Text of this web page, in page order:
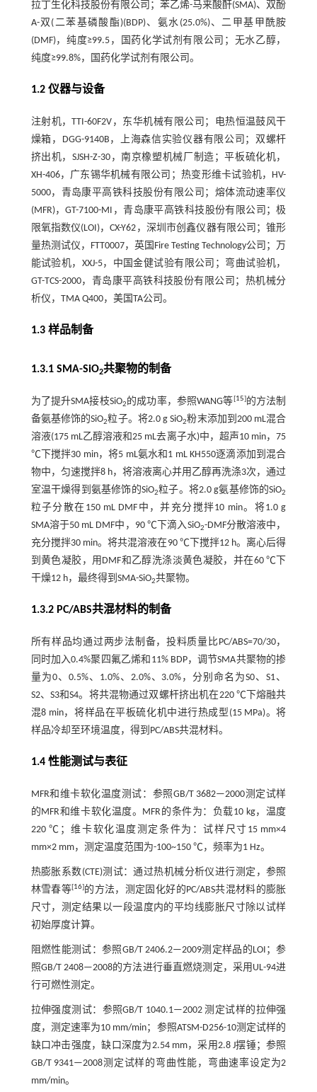
拉丁生化科技股份有限公司；苯乙烯-马来酸酐(SMA)、双酚
A-双(二苯基磷酸酯)(BDP)、氨水(25.0%)、二甲基甲酰胺
(DMF)，纯度≥99.5，国药化学试剂有限公司；无水乙醇，
纯度≥99.8%，国药化学试剂有限公司。
1.2 仪器与设备
注射机，TTI-60F2V，东华机械有限公司；电热恒温鼓风干
燥箱，DGG-9140B，上海森信实验仪器有限公司；双螺杆
挤出机，SJSH-Z-30，南京橡塑机械厂制造；平板硫化机，
XH-406，广东锡华机械有限公司；热变形维卡试验机，HV-
5000，青岛康平高铁科技股份有限公司；熔体流动速率仪
(MFR)，GT-7100-MI，青岛康平高铁科技股份有限公司；极
限氧指数仪(LOI)，CX-Y62，深圳市创鑫仪器有限公司；锥形
量热测试仪，FTT0007，英国Fire Testing Technology公司；万
能试验机，XXJ-5，中国金健试验有限公司；弯曲试验机，
GT-TCS-2000，青岛康平高铁科技股份有限公司；热机械分
析仪，TMA Q400，美国TA公司。
1.3 样品制备
1.3.1 SMA-SiO2共聚物的制备
为了提升SMA接枝SiO2 的成功率，参照WANG等[15]的方法制
备氨基修饰的SiO2粒子。将2.0 g SiO2粉末添加到200 mL混合
溶液(175 mL乙醇溶液和25 mL去离子水)中，超声10 min，75
℃下搅拌30 min，将5 mL氨水和1 mL KH550逐滴添加到混合
物中，匀速搅拌8 h，将溶液离心并用乙醇再洗涤3次，通过
室温干燥得到氨基修饰的SiO2粒子。将2.0 g氨基修饰的SiO2
粒子分散在150 mL DMF中，并充分搅拌10 min。将1.0 g
SMA溶于50 mL DMF中，90 ℃下滴入SiO2-DMF分散溶液中，
充分搅拌30 min。将共混溶液在90 ℃下搅拌12 h。离心后得
到黄色凝胶，用DMF和乙醇洗涤淡黄色凝胶，并在60 ℃下
干燥12 h，最终得到SMA-SiO2共聚物。
1.3.2 PC/ABS共混材料的制备
所有样品均通过两步法制备，投料质量比PC/ABS=70/30，
同时加入0.4%聚四氟乙烯和11% BDP，调节SMA共聚物的掺
量为0、0.5%、1.0%、2.0%、3.0%，分别命名为S0、S1、
S2、S3和S4。将共混物通过双螺杆挤出机在220 ℃下熔融共
混8 min，将样品在平板硫化机中进行热成型(15 MPa)。将
样品冷却至环境温度，得到PC/ABS共混材料。
1.4 性能测试与表征
MFR和维卡软化温度测试：参照GB/T 3682—2000测定试样
的MFR和维卡软化温度。MFR的条件为：负载10 kg，温度
220 ℃；维卡软化温度测定条件为：试样尺寸15 mm×4
mm×2 mm，测定温度范围为-100~150 ℃，频率为1 Hz。
热膨胀系数(CTE)测试：通过热机械分析仪进行测定，参照
林雪春等[16] 的方法，测定固化好的PC/ABS共混材料的膨胀
尺寸，测定结果以一段温度内的平均线膨胀尺寸除以试样
初始厚度计算。
阻燃性能测试：参照GB/T 2406.2—2009测定样品的LOI；参
照GB/T 2408—2008的方法进行垂直燃烧测定，采用UL-94进
行可燃性测定。
拉伸强度测试：参照GB/T 1040.1—2002 测定试样的拉伸强
度，测定速率为10 mm/min；参照ATSM-D256-10测定试样的
缺口冲击强度，缺口深度为2.54 mm，采用2.8 J摆锤；参照
GB/T 9341—2008测定试样的弯曲性能，弯曲速率设定为2
mm/min。